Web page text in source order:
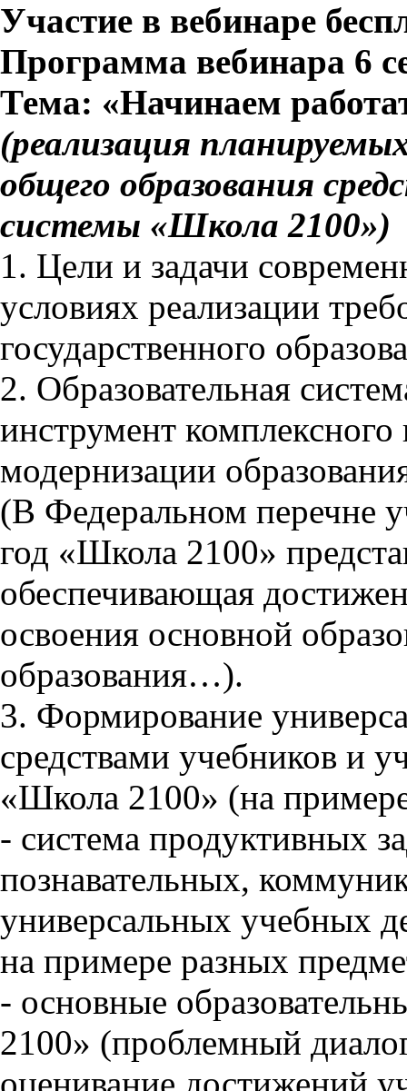
Участие в вебинаре
Программа вебинара 6
Тема: «Начинаем
(реализация
общего образования
системы «Школа 2100»)
1. Цели и задачи
условиях реализации
государственного
2. Образовательная
инструмент
модернизации
(В Федеральном перечне
год «Школа 2100»
обеспечивающая
освоения основной
образования…).
3. Формирование
средствами учебников и
«Школа 2100» (на
- система продуктивных
познавательных,
универсальных учебных
на примере разных
- основные
2100» (проблемный